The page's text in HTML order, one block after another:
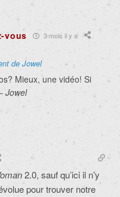
vous 3 mois il y a
de Jowel
Mieux, une vidéo! Si
Jowel
2.0, sauf qu’ici il n’y
pour trouver notre